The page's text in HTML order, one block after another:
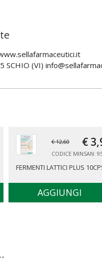
SCHIO (VI)
€ 12,60 € 3,
CODICE MINSAN:
FERMENTI LATTICI PLUS
AGGIUNGI